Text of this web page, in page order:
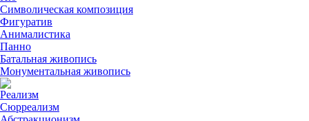
Символическая композиция
Фигуратив
Анималистикa
Панно
Батальная живопись
Монументальная живопись
Реализм
Сюрреализм